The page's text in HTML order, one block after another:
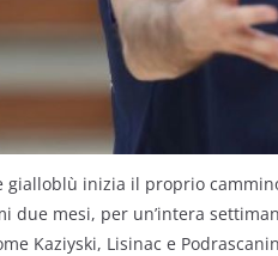
gialloblù inizia il proprio
due mesi, per un’intera
Kaziyski, Lisinac e